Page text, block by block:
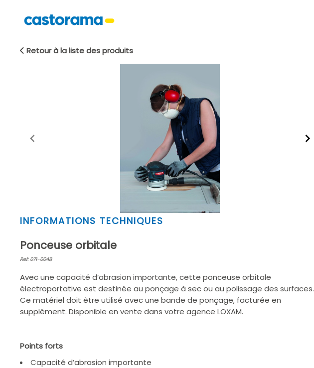
Retour à la liste des produits
Item
of
2
INFORMATIONS TECHNIQUES
Ponceuse orbitale
Ref: 071-0048
Avec une capacité d’abrasion importante, cette ponceuse orbitale
électroportative est destinée au ponçage à sec ou au polissage des surfaces.
Ce matériel doit être utilisé avec une bande de ponçage, facturée en
supplément. Disponible en vente dans votre agence LOXAM.
Points forts
Capacité d’abrasion importante